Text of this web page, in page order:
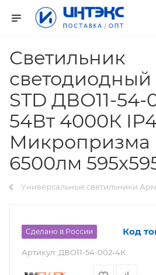
Светильник
светодиодный
STD ДВО11-54-
54Вт 4000К
Микропризма
6500лм
Универсальные светильники
Сделано в России Код
Артикул: ДВО11-54-002-4К